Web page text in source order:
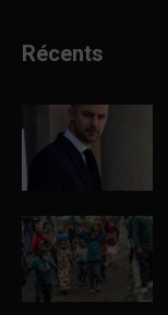
Récents